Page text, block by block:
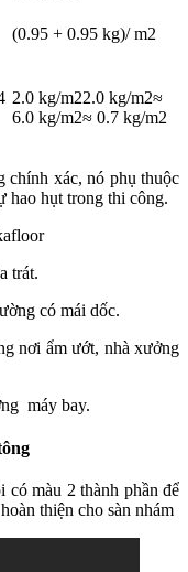
(0.95 + 0.95 kg)/ m2
2.0 kg/m22.0 kg/m2≈
6.0 kg/m2≈ 0.7 kg/m2
chính xác, nó phụ thuộc
hao hụt trong thi công.
trát.
có mái dốc.
nơi ẩm ướt, nhà xưởng
máy bay.
có màu 2 thành phần để
thiện cho sàn nhám